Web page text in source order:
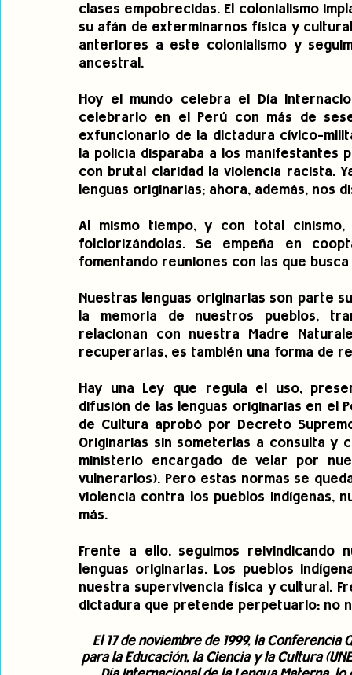
clases empobrecidas. El colonialismo
su afán de exterminarnos física y
anteriores a este colonialismo y
ancestral.
Hoy el mundo celebra el Día
celebrarlo en el Perú con más de
exfuncionario de la dictadura cívico-
la policía disparaba a los manifestantes
con brutal claridad la violencia racista.
lenguas originarias; ahora, además, nos
Al mismo tiempo, y con total cinismo,
folclorizándolas. Se empeña en
fomentando reuniones con las que
Nuestras lenguas originarias son parte
la memoria de nuestros pueblos,
relacionan con nuestra Madre
recuperarlas, es también una forma de
Hay una Ley que regula el uso,
difusión de las lenguas originarias en el
de Cultura aprobó por Decreto
Originarias sin someterlas a consulta y
ministerio encargado de velar por
vulnerarlos). Pero estas normas se
violencia contra los pueblos indígenas,
más.
Frente a ello, seguimos reivindicando
lenguas originarias. Los pueblos
nuestra supervivencia física y cultural.
dictadura que pretende perpetuarlo: no
El 17 de noviembre de 1999, la
para la Educación, la Ciencia y la Cultura